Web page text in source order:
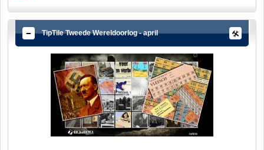
TipTile Tweede Wereldoorlog - april